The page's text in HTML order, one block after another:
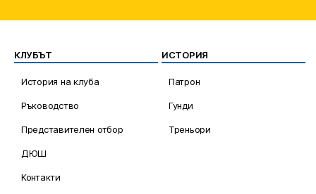
КЛУБЪТ
История на клуба
Ръководство
Представителен отбор
ДЮШ
Контакти
ИСТОРИЯ
Патрон
Гунди
Треньори